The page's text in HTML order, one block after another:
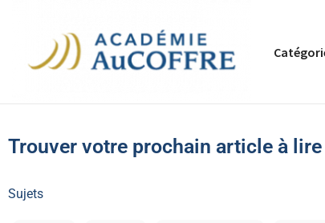
Trouver votre prochain article à lire
Sujets